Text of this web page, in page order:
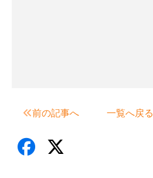
前の記事へ 一覧へ戻る